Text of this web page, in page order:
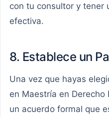
con tu consultor y tener
efectiva.
8. Establece un
Una vez que hayas
en Maestría en Derecho
un acuerdo formal que